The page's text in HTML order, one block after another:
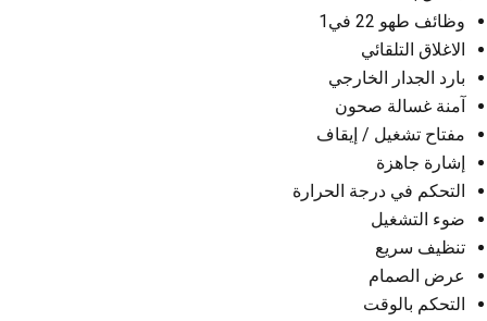
وظائف طهو 22 في1
الاغلاق التلقائي
بارد الجدار الخارجي
آمنة غسالة صحون
مفتاح تشغيل / إيقاف
إشارة جاهزة
التحكم في درجة الحرارة
ضوء التشغيل
تنظيف سريع
عرض الصمام
التحكم بالوقت